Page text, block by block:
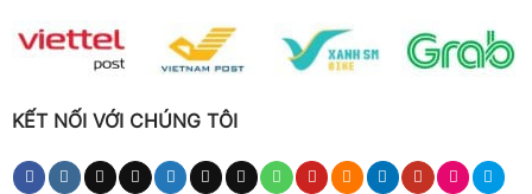
KẾT NỐI VỚI CHÚNG TÔI